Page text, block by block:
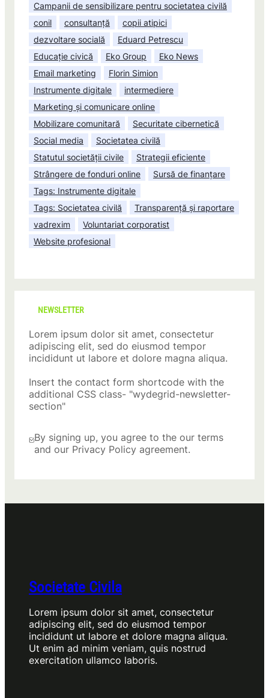
Campanii de sensibilizare pentru societatea civilă
conil
consultanță
copii atipici
dezvoltare socială
Eduard Petrescu
Educație civică
Eko Group
Eko News
Email marketing
Florin Simion
Instrumente digitale
intermediere
Marketing și comunicare online
Mobilizare comunitară
Securitate cibernetică
Social media
Societatea civilă
Statutul societății civile
Strategii eficiente
Strângere de fonduri online
Sursă de finanțare
Tags: Instrumente digitale
Tags: Societatea civilă
Transparență și raportare
vadrexim
Voluntariat corporatist
Website profesional
NEWSLETTER
Lorem ipsum dolor sit amet, consectetur
adipiscing elit, sed do eiusmod tempor
incididunt ut labore et dolore magna aliqua.
Insert the contact form shortcode with the
additional CSS class- "wydegrid-newsletter-
section"
By signing up, you agree to the our terms
and our Privacy Policy agreement.
Societate Civila
Lorem ipsum dolor sit amet, consectetur
adipiscing elit, sed do eiusmod tempor
incididunt ut labore et dolore magna aliqua.
Ut enim ad minim veniam, quis nostrud
exercitation ullamco laboris.